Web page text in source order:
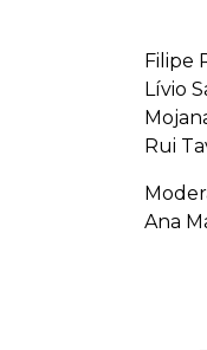
Filipe
Lívio
Rui
Ana